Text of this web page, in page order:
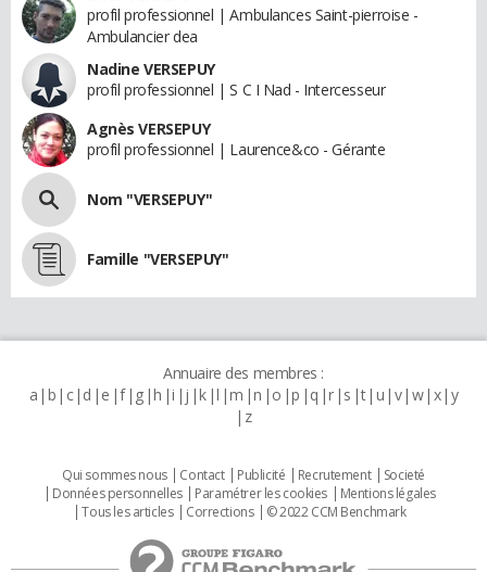
profil professionnel | Ambulances Saint-pierroise -
Ambulancier dea
Nadine VERSEPUY
profil professionnel | S C I Nad - Intercesseur
Agnès VERSEPUY
profil professionnel | Laurence&co - Gérante
Nom "VERSEPUY"
Famille "VERSEPUY"
Annuaire des membres :
a b c d e f g h i j k l m n o p q r s t u v w x y
z
Qui sommes nous Contact Publicité Recrutement
Societé
Données personnelles
Paramétrer les cookies
Mentions légales
Tous les articles
Corrections © 2022 CCM Benchmark